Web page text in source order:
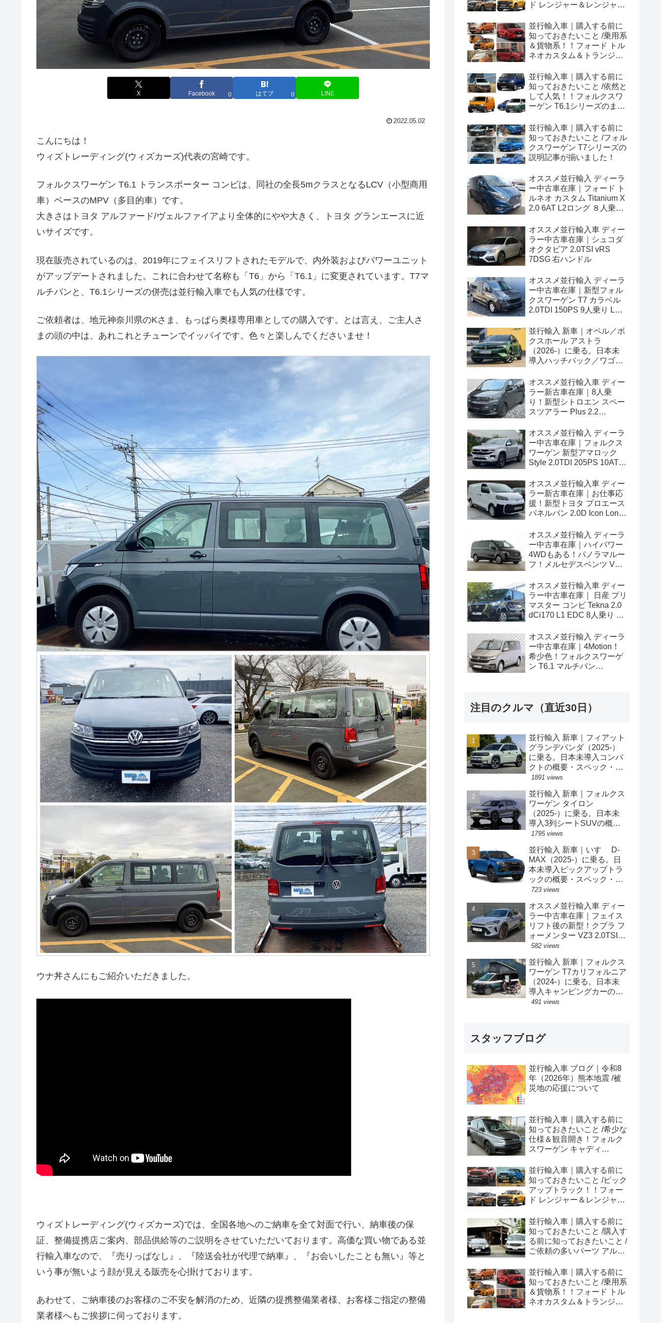
X Facebook 0 はてブ 0 LINE
2022.05.02
こんにちは！
ウィズトレーディング(ウィズカーズ)代表の宮崎です。
フォルクスワーゲン T6.1 トランスポーター コンビは、同社の全長5mクラスとなるLCV（小型商用
車）ベースのMPV（多目的車）です。
大きさはトヨタ アルファード/ヴェルファイアより全体的にやや大きく、トヨタ グランエースに近
いサイズです。
現在販売されているのは、2019年にフェイスリフトされたモデルで、内外装およびパワーユニット
がアップデートされました。これに合わせて名称も「T6」から「T6.1」に変更されています。T7マ
ルチバンと、T6.1シリーズの併売は並行輸入車でも人気の仕様です。
ご依頼者は、地元神奈川県のKさま、もっぱら奥様専用車としての購入です。とは言え、ご主人さ
まの頭の中は、あれこれとチューンでイッパイです。色々と楽しんでくださいませ！
ウナ丼さんにもご紹介いただきました。
ウィズトレーディング(ウィズカーズ)では、全国各地へのご納車を全て対面で行い、納車後の保
証、整備提携店ご案内、部品供給等のご説明をさせていただいております。高価な買い物である並
行輸入車なので、『売りっぱなし』、『陸送会社が代理で納車』、『お会いしたことも無い』等と
いう事が無いよう顔が見える販売を心掛けております。
あわせて、ご納車後のお客様のご不安を解消のため、近隣の提携整備業者様、お客様ご指定の整備
業者様へもご挨拶に伺っております。
ド レンジャー＆レンジャー
め！
並行輸入車｜購入する前に
知っておきたいこと /乗用系
＆貨物系！！フォード トル
ネオカスタム＆トランジッ
め！
並行輸入車｜購入する前に
知っておきたいこと /依然と
して人気！！フォルクスワ
ーゲン T6.1シリーズのまと
並行輸入車｜購入する前に
知っておきたいこと /フォル
クスワーゲン T7シリーズの
説明記事が揃いました！
オススメ並行輸入 ディーラ
ー中古車在庫｜フォード ト
ルネオ カスタム Titanium X
2.0 6AT L2ロング ８人乗り
オススメ並行輸入車 ディー
ラー中古車在庫｜シュコダ
オクタビア 2.0TSI vRS
7DSG 右ハンドル
オススメ並行輸入 ディーラ
ー中古車在庫｜新型フォル
クスワーゲン T7 カラベル
2.0TDI 150PS 9人乗り LWB
並行輸入 新車｜オペル／ボ
クスホール アストラ
（2026-）に乗る。日本未
導入ハッチバック／ワゴン
情報。
オススメ並行輸入車 ディー
ラー新古車在庫｜8人乗
り！新型シトロエン スペー
スツアラー Plus 2.2
ドル
オススメ並行輸入 ディーラ
ー中古車在庫｜フォルクス
ワーゲン 新型アマロック
Style 2.0TDI 205PS 10AT
オススメ並行輸入車 ディー
ラー新古車在庫｜お仕事応
援！新型トヨタ プロエース
パネルバン 2.0D Icon Long
オススメ並行輸入 ディーラ
ー中古車在庫｜ハイパワー
4WDもある！パノラマルー
フ！メルセデスベンツ Vク
ロング 4Matic 9G-Tronic 左
ハンドル
オススメ並行輸入車 ディー
ラー中古車在庫｜ 日産 プリ
マスター コンビ Tekna 2.0
dCi170 L1 EDC 8人乗り 左
オススメ並行輸入 ディーラ
ー中古車在庫｜4Motion！
希少色！フォルクスワーゲ
ン T6.1 マルチバン
注目のクルマ（直近30日）
並行輸入 新車｜フィアット
グランデパンダ（2025-）
に乗る。日本未導入コンパ
クトの概要・スペック・価
格の情報。
1891 views
並行輸入 新車｜フォルクス
ワーゲン タイロン
（2025-）に乗る。日本未
導入3列シートSUVの概
要・スペック・価格の情
1795 views
並行輸入 新車｜いすゞ D-
MAX（2025-）に乗る。日
本未導入ピックアップトラ
ックの概要・スペック・価
格の情報。
723 views
オススメ並行輸入車 ディー
ラー中古車在庫｜フェイス
リフト後の新型！クプラ フ
ォーメンター VZ3 2.0TSI
333PS 4Drive 7DSG 右ハン
582 views
並行輸入 新車｜フォルクス
ワーゲン T7カリフォルニア
（2024-）に乗る。日本未
導入キャンピングカーの概
要・スペック・価格の情
491 views
スタッフブログ
並行輸入車 ブログ｜令和8
年（2026年）熊本地震 /被
災地の応援について
並行輸入車｜購入する前に
知っておきたいこと /希少な
仕様＆観音開き！フォルク
スワーゲン キャディ
並行輸入車｜購入する前に
知っておきたいこと /ピック
アップトラック！！フォー
ド レンジャー＆レンジャー
め！
並行輸入車｜購入する前に
知っておきたいこと /購入す
る前に知っておきたいこと /
ご依頼の多いパーツ アルピ
やカスタム・チューニング
パーツも何とかなる！②
並行輸入車｜購入する前に
知っておきたいこと /乗用系
＆貨物系！！フォード トル
ネオカスタム＆トランジッ